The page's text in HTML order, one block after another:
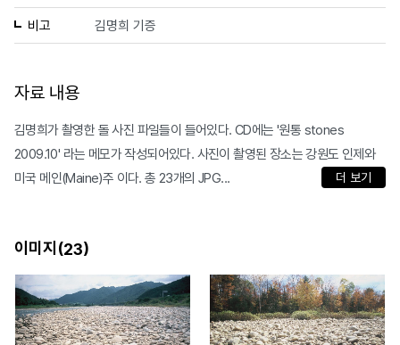
비고 김명희 기증
자료 내용
김명희가 촬영한 돌 사진 파일들이 들어있다. CD에는 '원통 stones
2009.10' 라는 메모가 작성되어있다. 사진이 촬영된 장소는 강원도 인제와
미국 메인(Maine)주 이다. 총 23개의 JPG...
더 보기
이미지(23)